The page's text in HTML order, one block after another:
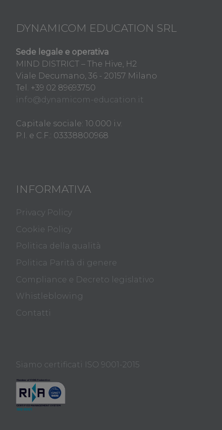
DYNAMICOM EDUCATION SRL
Sede legale e operativa
MIND DISTRICT – The Hive, H2
Viale Decumano, 36 - 20157 Milano
Tel. +39 02 89693750
info@dynamicom-education.it
Capitale sociale: 10.000 i.v.
P.I. e C.F.: 03338800968
INFORMATIVA
Privacy Policy
Cookie Policy
Politica della qualità
Politica Parità di genere
Compliance e Decreto legislativo
Whistleblowing
Contatti
Siamo certificati ISO 9001-2015